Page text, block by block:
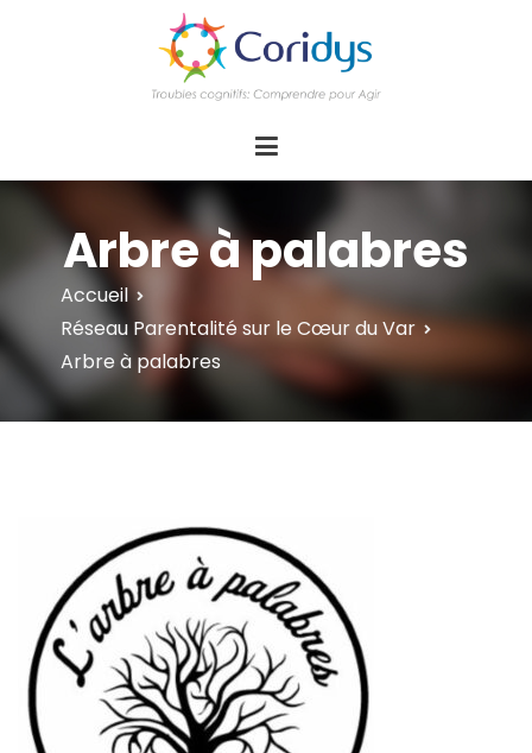
d'actions Information Accompagnement
Innovation/E­xpertise Formations autour des
troubles cognitifs dys ou acquis
Arbre à palabres
Accueil
Réseau Parentalité sur le Cœur du Var
Arbre à palabres